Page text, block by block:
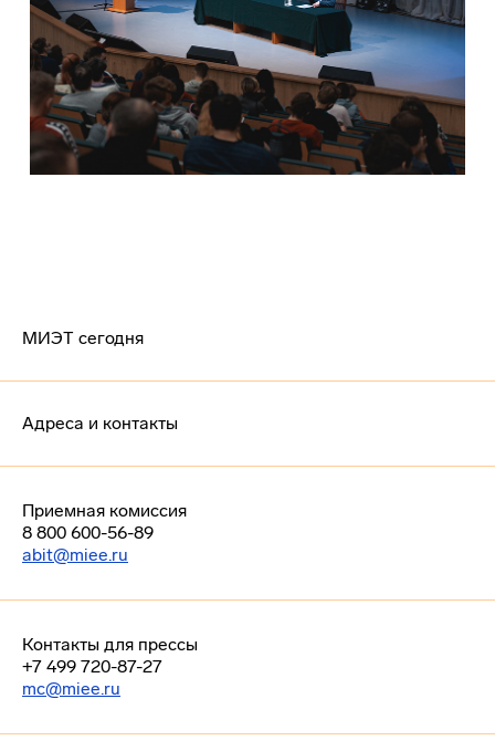
МИЭТ сегодня
Адреса и контакты
Приемная комиссия
8 800 600-56-89
abit@miee.ru
Контакты для прессы
+7 499 720-87-27
mc@miee.ru